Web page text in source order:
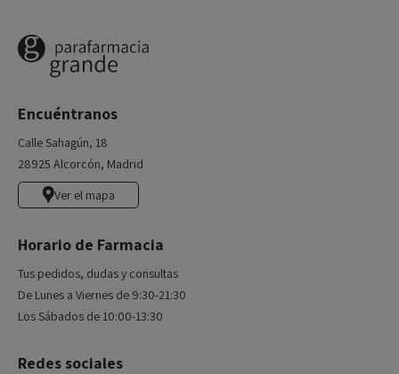
Encuéntranos
Calle Sahagún, 18
28925 Alcorcón, Madrid
Ver el mapa
Horario de Farmacia
Tus pedidos, dudas y consultas
De Lunes a Viernes de 9:30-21:30
Los Sábados de 10:00-13:30
Redes sociales